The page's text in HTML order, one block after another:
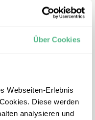
Über Cookies
Webseiten-Erlebnis
Diese werden
analysieren und